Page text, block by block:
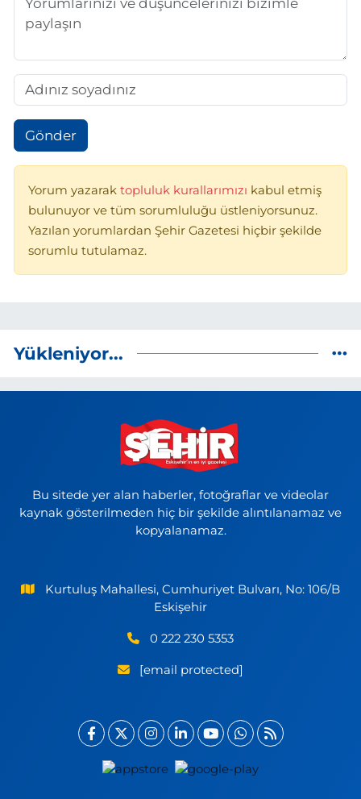
Gönder
Yorum yazarak topluluk kurallarımızı kabul etmiş
bulunuyor ve tüm sorumluluğu üstleniyorsunuz.
Yazılan yorumlardan Şehir Gazetesi hiçbir şekilde
sorumlu tutulamaz.
Yükleniyor...
Bu sitede yer alan haberler, fotoğraflar ve videolar
kaynak gösterilmeden hiç bir şekilde alıntılanamaz ve
kopyalanamaz.
Kurtuluş Mahallesi, Cumhuriyet Bulvarı, No: 106/B
Eskişehir
0 222 230 5353
[email protected]